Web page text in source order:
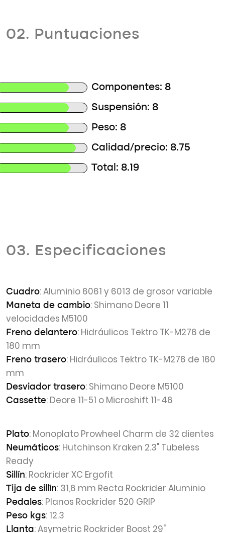
02. Puntuaciones
Componentes: 8
Suspensión: 8
Peso: 8
Calidad/precio: 8.75
Total: 8.19
03. Especificaciones
Cuadro: Aluminio 6061 y 6013 de grosor variable
Maneta de cambio: Shimano Deore 11
velocidades M5100
Freno delantero: Hidráulicos Tektro TK-M276 de
180 mm
Freno trasero: Hidráulicos Tektro TK-M276 de 160
mm
Desviador trasero: Shimano Deore M5100
Cassette: Deore 11-51 o Microshift 11-46
Plato: Monoplato Prowheel Charm de 32 dientes
Neumáticos: Hutchinson Kraken 2.3" Tubeless
Ready
Sillín: Rockrider XC Ergofit
Tija de sillín: 31,6 mm Recta Rockrider Aluminio
Pedales: Planos Rockrider 520 GRIP
Peso kgs: 12.3
Llanta: Asymetric Rockrider Boost 29"